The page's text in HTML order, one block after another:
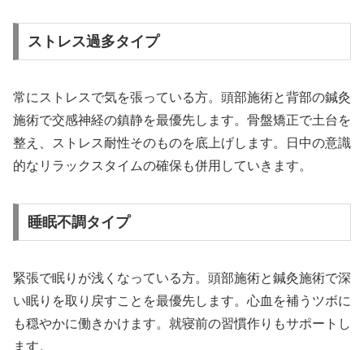
ストレス過多タイプ
常にストレスで気を張っている方。頭部施術と背部の鍼灸
施術で交感神経の鎮静を最優先します。骨盤矯正で土台を
整え、ストレス耐性そのものを底上げします。日中の意識
的なリラックスタイムの確保も併用していきます。
睡眠不調タイプ
緊張で眠りが浅くなっている方。頭部施術と鍼灸施術で深
い眠りを取り戻すことを最優先します。心血を補うツボに
も穏やかに働きかけます。就寝前の習慣作りもサポートし
ます。